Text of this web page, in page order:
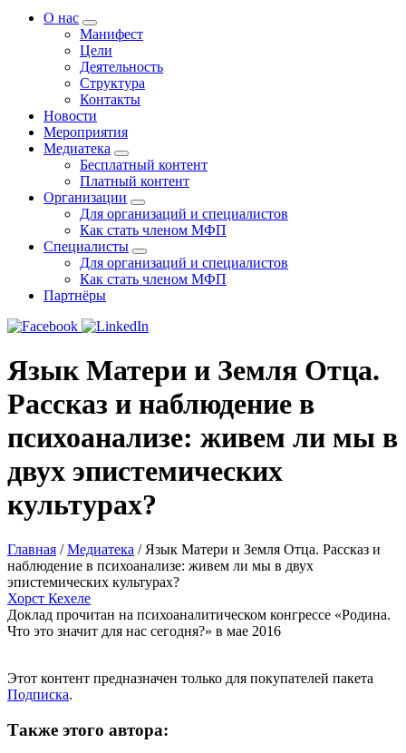
О нас
Манифест
Цели
Деятельность
Структура
Контакты
Новости
Мероприятия
Медиатека
Бесплатный контент
Платный контент
Организации
Для организаций и специалистов
Как стать членом МФП
Специалисты
Для организаций и специалистов
Как стать членом МФП
Партнёры
Язык Матери и Земля Отца.
Рассказ и наблюдение в
психоанализе: живем ли мы в
двух эпистемических
культурах?
Главная /Медиатека / Язык Матери и Земля Отца. Рассказ и
наблюдение в психоанализе: живем ли мы в двух
эпистемических культурах?
Хорст Кехеле
Доклад прочитан на психоаналитическом конгрессе «Родина.
Что это значит для нас сегодня?» в мае 2016
Этот контент предназначен только для покупателей пакета
Подписка.
Также этого автора: